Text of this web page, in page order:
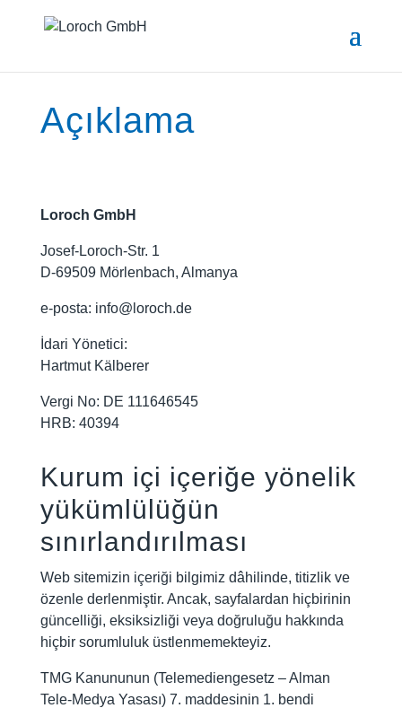
Açıklama
Loroch GmbH
Josef-Loroch-Str. 1
D-69509 Mörlenbach, Almanya
e-posta: info@loroch.de
İdari Yönetici:
Hartmut Kälberer
Vergi No: DE 111646545
HRB: 40394
Kurum içi içeriğe yönelik
yükümlülüğün
sınırlandırılması
Web sitemizin içeriği bilgimiz dâhilinde, titizlik ve
özenle derlenmiştir. Ancak, sayfalardan hiçbirinin
güncelliği, eksiksizliği veya doğruluğu hakkında
hiçbir sorumluluk üstlenmemekteyiz.
TMG Kanununun (Telemediengesetz – Alman
Tele-Medya Yasası) 7. maddesinin 1. bendi